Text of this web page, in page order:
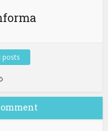
posts